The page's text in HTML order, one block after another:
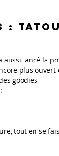
aussi lancé la
plus
goodies
tout en se